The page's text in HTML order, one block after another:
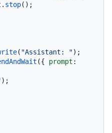
stop();
( "Assistant: ");
({ prompt :
);